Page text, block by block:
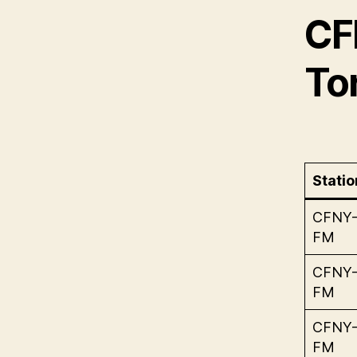
CFNY-
FM
CFNY-
FM
CFNY-
FM